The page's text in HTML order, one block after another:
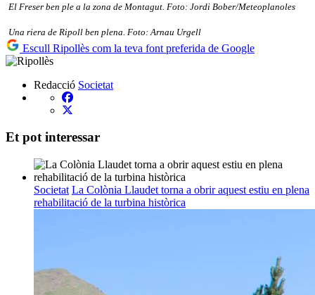
El Freser ben ple a la zona de Montagut. Foto: Jordi Bober/Meteoplanoles
Una riera de Ripoll ben plena. Foto: Arnau Urgell
Escull Ripollès com la teva font preferida de Google
Redacció Societat
Et pot interessar
Societat La Colònia Llaudet torna a obrir aquest estiu en plena
rehabilitació de la turbina històrica